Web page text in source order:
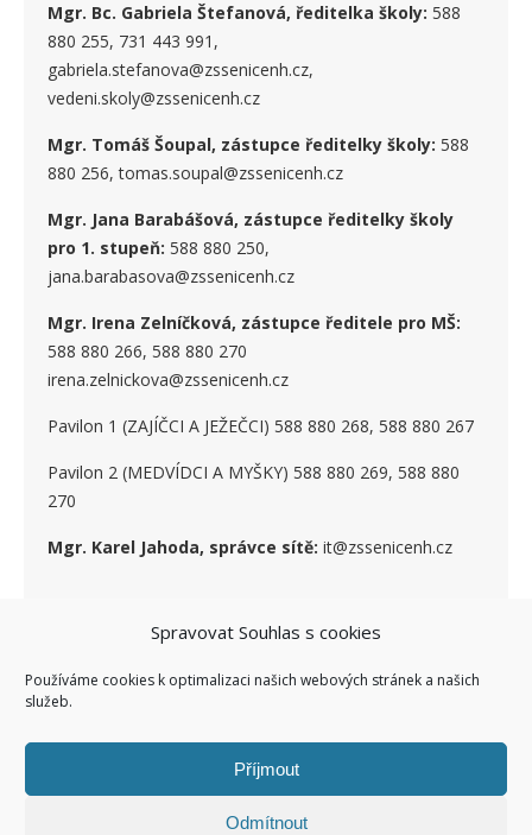
Spravovat Souhlas s cookies
Používáme cookies k optimalizaci našich webových stránek a našich
služeb.
Příjmout
Odmítnout
Mgr. Bc. Gabriela Štefanová, ředitelka školy: 588
880 255, 731 443 991,
gabriela.stefanova@zssenicenh.cz,
vedeni.skoly@zssenicenh.cz
Mgr. Tomáš Šoupal, zástupce ředitelky školy: 588
880 256, tomas.soupal@zssenicenh.cz
Mgr. Jana Barabášová, zástupce ředitelky školy
pro 1. stupeň: 588 880 250,
jana.barabasova@zssenicenh.cz
Mgr. Irena Zelníčková, zástupce ředitele pro MŠ:
588 880 266, 588 880 270
irena.zelnickova@zssenicenh.cz
Pavilon 1 (ZAJÍČCI A JEŽEČCI) 588 880 268, 588 880 267
Pavilon 2 (MEDVÍDCI A MYŠKY) 588 880 269, 588 880
270
Mgr. Karel Jahoda, správce sítě: it@zssenicenh.cz
SOCIÁLNÍ SÍTĚ